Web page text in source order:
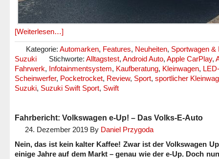
[Weiterlesen…]
Kategorie: Automarken, Features, Neuheiten, Sportwagen &
Suzuki
Stichworte: Alltagstest, Android Auto, Apple CarPlay,
Fahrwerk, Infotainmentsystem, Kaufberatung, Kleinwagen, LED-
Scheinwerfer, Pocketrocket, Review, Sport, sportlicher
Suzuki, Suzuki Swift Sport, Swift
Fahrbericht: Volkswagen e-Up! – Das Volks-E-Auto
24. Dezember 2019 By Daniel Przygoda
Nein, das ist kein kalter Kaffee! Zwar ist der Volkswagen
einige Jahre auf dem Markt – genau wie der e-Up. Doch